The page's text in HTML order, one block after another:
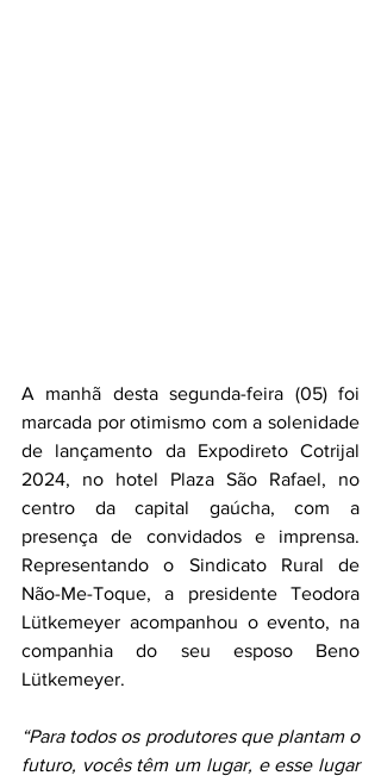
A manhã desta segunda-feira (05) foi
marcada por otimismo com a solenidade
de lançamento da Expodireto Cotrijal
2024, no hotel Plaza São Rafael, no
centro da capital gaúcha, com a
presença de convidados e imprensa.
Representando o Sindicato Rural de
Não-Me-Toque, a presidente Teodora
Lütkemeyer acompanhou o evento, na
companhia do seu esposo Beno
Lütkemeyer.
“Para todos os produtores que plantam o
futuro, vocês têm um lugar, e esse lugar